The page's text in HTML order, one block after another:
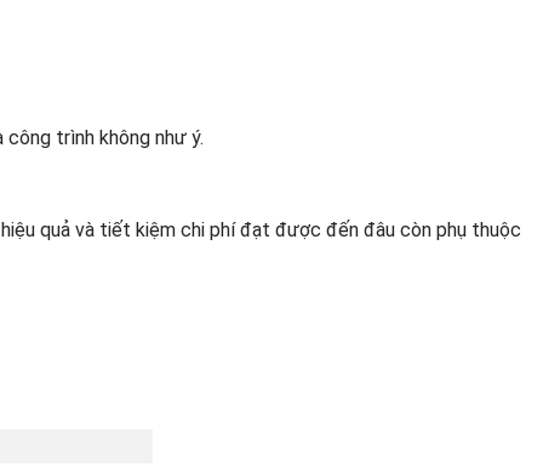
trình không như ý.
quả và tiết kiệm chi phí đạt được đến đâu còn phụ thuộc